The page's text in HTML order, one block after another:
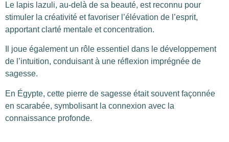
Le lapis lazuli, au-delà de sa beauté, est reconnu pour
stimuler la créativité et favoriser l’élévation de l’esprit,
apportant clarté mentale et concentration.
Il joue également un rôle essentiel dans le développement
de l’intuition, conduisant à une réflexion imprégnée de
sagesse.
En Égypte, cette pierre de sagesse était souvent façonnée
en scarabée, symbolisant la connexion avec la
connaissance profonde.